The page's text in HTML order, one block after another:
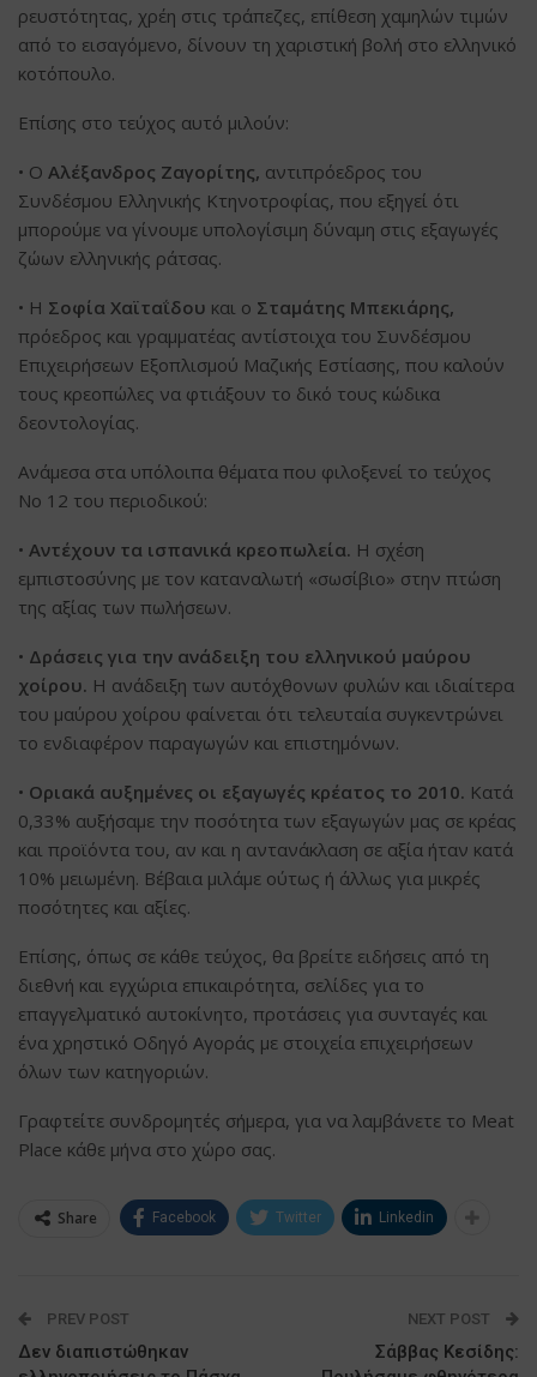
ρευστότητας, χρέη στις τράπεζες, επίθεση χαμηλών τιμών
από το εισαγόμενο, δίνουν τη χαριστική βολή στο ελληνικό
κοτόπουλο.
Επίσης στο τεύχος αυτό μιλούν:
• Ο Αλέξανδρος Ζαγορίτης, αντιπρόεδρος του
Συνδέσμου Ελληνικής Κτηνοτροφίας, που εξηγεί ότι
μπορούμε να γίνουμε υπολογίσιμη δύναμη στις εξαγωγές
ζώων ελληνικής ράτσας.
• Η Σοφία Χαϊταΐδου και ο Σταμάτης Μπεκιάρης,
πρόεδρος και γραμματέας αντίστοιχα του Συνδέσμου
Επιχειρήσεων Εξοπλισμού Μαζικής Εστίασης, που καλούν
τους κρεοπώλες να φτιάξουν το δικό τους κώδικα
δεοντολογίας.
Ανάμεσα στα υπόλοιπα θέματα που φιλοξενεί το τεύχος
Νο 12 του περιοδικού:
• Αντέχουν τα ισπανικά κρεοπωλεία. Η σχέση
εμπιστοσύνης με τον καταναλωτή «σωσίβιο» στην πτώση
της αξίας των πωλήσεων.
• Δράσεις για την ανάδειξη του ελληνικού μαύρου
χοίρου. Η ανάδειξη των αυτόχθονων φυλών και ιδιαίτερα
του μαύρου χοίρου φαίνεται ότι τελευταία συγκεντρώνει
το ενδιαφέρον παραγωγών και επιστημόνων.
• Οριακά αυξημένες οι εξαγωγές κρέατος το 2010. Κατά
0,33% αυξήσαμε την ποσότητα των εξαγωγών μας σε κρέας
και προϊόντα του, αν και η αντανάκλαση σε αξία ήταν κατά
10% μειωμένη. Βέβαια μιλάμε ούτως ή άλλως για μικρές
ποσότητες και αξίες.
Επίσης, όπως σε κάθε τεύχος, θα βρείτε ειδήσεις από τη
διεθνή και εγχώρια επικαιρότητα, σελίδες για το
επαγγελματικό αυτοκίνητο, προτάσεις για συνταγές και
ένα χρηστικό Οδηγό Αγοράς με στοιχεία επιχειρήσεων
όλων των κατηγοριών.
Γραφτείτε συνδρομητές σήμερα, για να λαμβάνετε το Meat
Place κάθε μήνα στο χώρο σας.
Share Facebook Twitter Linkedin
PREV POST
Δεν διαπιστώθηκαν
NEXT POST
Σάββας Κεσίδης: